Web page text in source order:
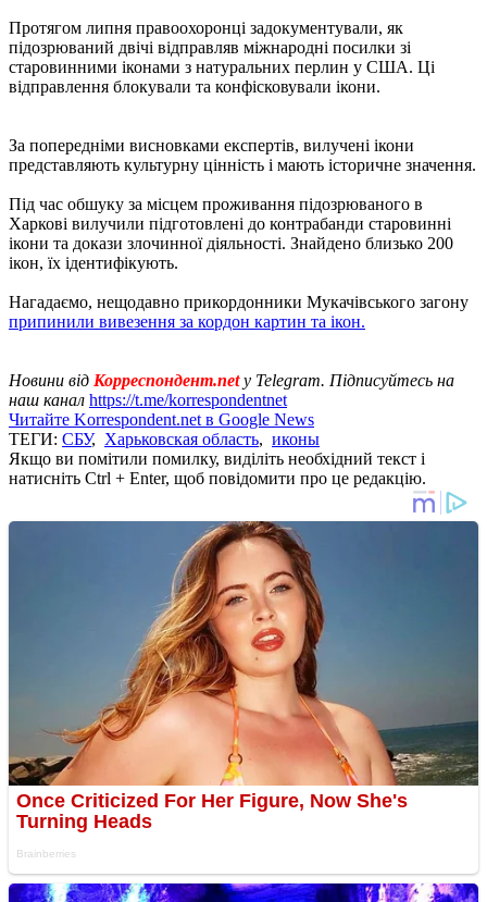
Протягом липня правоохоронці задокументували, як
підозрюваний двічі відправляв міжнародні посилки зі
старовинними іконами з натуральних перлин у США. Ці
відправлення блокували та конфісковували ікони.
За попередніми висновками експертів, вилучені ікони
представляють культурну цінність і мають історичне значення.
Під час обшуку за місцем проживання підозрюваного в
Харкові вилучили підготовлені до контрабанди старовинні
ікони та докази злочинної діяльності. Знайдено близько 200
ікон, їх ідентифікують.
Нагадаємо, нещодавно прикордонники Мукачівського загону
припинили вивезення за кордон картин та ікон.
Новини від Корреспондент.net у Telegram. Підписуйтесь на
наш канал https://t.me/korrespondentnet
Читайте Korrespondent.net в Google News
ТЕГИ: СБУ, Харьковская область, иконы
Якщо ви помітили помилку, виділіть необхідний текст і
натисніть Ctrl + Enter, щоб повідомити про це редакцію.